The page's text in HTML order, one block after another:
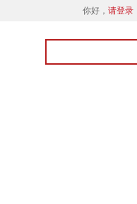
你好， 请登录